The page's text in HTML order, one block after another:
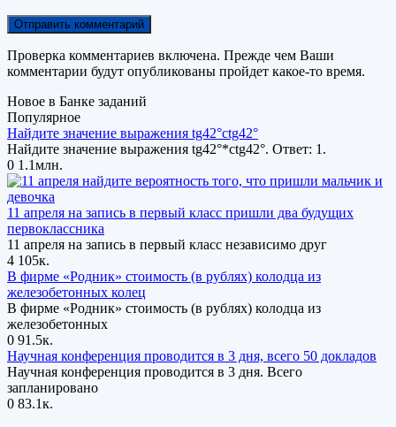
Проверка комментариев включена. Прежде чем Ваши
комментарии будут опубликованы пройдет какое-то время.
Новое в Банке заданий
Популярное
Найдите значение выражения tg42°ctg42°
Найдите значение выражения tg42°*ctg42°. Ответ: 1.
0 1.1млн.
11 апреля на запись в первый класс пришли два будущих
первоклассника
11 апреля на запись в первый класс независимо друг
4 105к.
В фирме «Родник» стоимость (в рублях) колодца из
железобетонных колец
В фирме «Родник» стоимость (в рублях) колодца из
железобетонных
0 91.5к.
Научная конференция проводится в 3 дня, всего 50 докладов
Научная конференция проводится в 3 дня. Всего
запланировано
0 83.1к.